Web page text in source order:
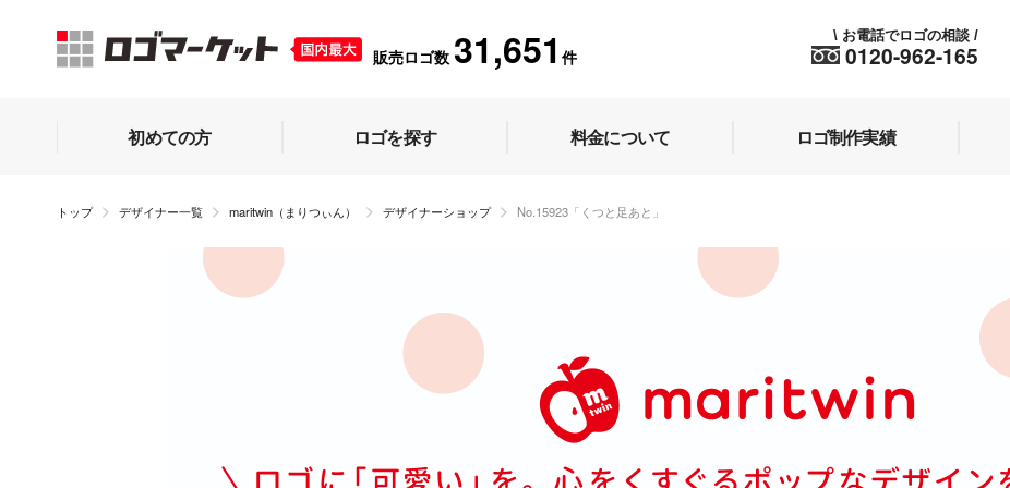
販売ロゴ数 31,651 件 0120-962-165
\ お電話でロゴの相談 /
初めての方 ロゴを探す 料金について ロゴ制作実績
トップ デザイナー一覧 maritwin（まりつぃん） デザイナーショップ No.15923「くつと足あと」